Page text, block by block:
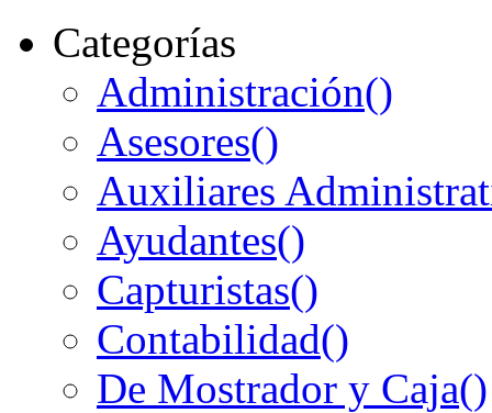
Categorías
Administración()
Asesores()
Auxiliares
Ayudantes()
Capturistas()
Contabilidad()
De Mostrador y Caja()